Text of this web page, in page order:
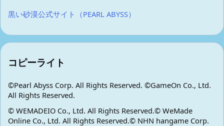
黒い砂漠公式サイト（PEARL ABYSS）
コピーライト
©Pearl Abyss Corp. All Rights Reserved. ©GameOn Co., Ltd.
All Rights Reserved.
© WEMADEIO Co., Ltd. All Rights Reserved.© WeMade
Online Co., Ltd. All Rights Reserved.© NHN hangame Corp.